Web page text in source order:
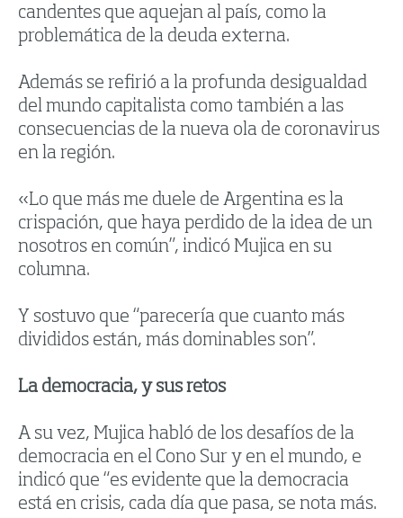
candentes que aquejan al país, como la
problemática de la deuda externa.
Además se refirió a la profunda desigualdad
del mundo capitalista como también a las
consecuencias de la nueva ola de coronavirus
en la región.
«Lo que más me duele de Argentina es la
crispación, que haya perdido de la idea de un
nosotros en común”, indicó Mujica en su
columna.
Y sostuvo que “parecería que cuanto más
divididos están, más dominables son”.
La democracia, y sus retos
A su vez, Mujica habló de los desafíos de la
democracia en el Cono Sur y en el mundo, e
indicó que “es evidente que la democracia
está en crisis, cada día que pasa, se nota más.